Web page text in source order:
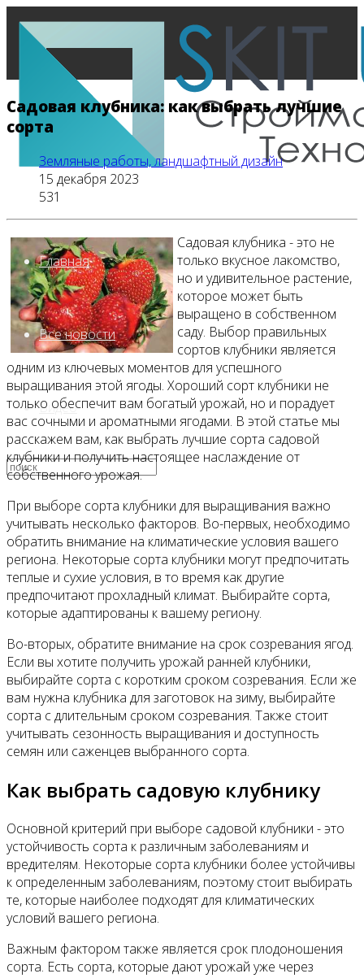
Главная
Все новости
Видео
Садовая клубника: как выбрать лучшие
сорта
Земляные работы, ландшафтный дизайн
15 декабря 2023
531
Садовая клубника - это не
только вкусное лакомство,
но и удивительное растение,
которое может быть
выращено в собственном
саду. Выбор правильных
сортов клубники является
одним из ключевых моментов для успешного
выращивания этой ягоды. Хороший сорт клубники не
только обеспечит вам богатый урожай, но и порадует
вас сочными и ароматными ягодами. В этой статье мы
расскажем вам, как выбрать лучшие сорта садовой
клубники и получить настоящее наслаждение от
собственного урожая.
При выборе сорта клубники для выращивания важно
учитывать несколько факторов. Во-первых, необходимо
обратить внимание на климатические условия вашего
региона. Некоторые сорта клубники могут предпочитать
теплые и сухие условия, в то время как другие
предпочитают прохладный климат. Выбирайте сорта,
которые адаптированы к вашему региону.
Во-вторых, обратите внимание на срок созревания ягод.
Если вы хотите получить урожай ранней клубники,
выбирайте сорта с коротким сроком созревания. Если же
вам нужна клубника для заготовок на зиму, выбирайте
сорта с длительным сроком созревания. Также стоит
учитывать сезонность выращивания и доступность
семян или саженцев выбранного сорта.
Как выбрать садовую клубнику
Основной критерий при выборе садовой клубники - это
устойчивость сорта к различным заболеваниям и
вредителям. Некоторые сорта клубники более устойчивы
к определенным заболеваниям, поэтому стоит выбирать
те, которые наиболее подходят для климатических
условий вашего региона.
Важным фактором также является срок плодоношения
сорта. Есть сорта, которые дают урожай уже через